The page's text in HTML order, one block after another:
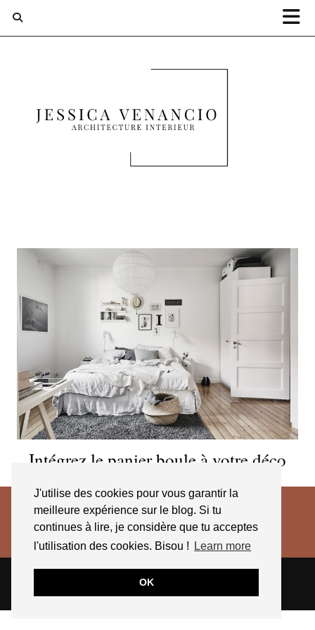
J'utilise des cookies pour vous garantir la
meilleure expérience sur le blog. Si tu
continues à lire, je considère que tu acceptes
l'utilisation des cookies. Bisou !
Learn more
OK
Intégrez le panier boule à votre déco
THEME CREATED BYpipdig